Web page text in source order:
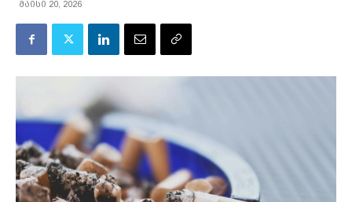
მაისი 20, 2026